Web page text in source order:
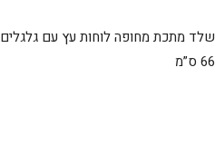
66 ס”מ